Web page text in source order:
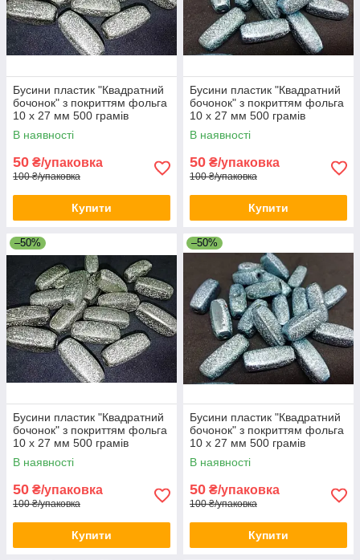
Бусини пластик "Квадратний
бочонок" з покриттям фольга
10 х 27 мм 500 грамів
В наявності
50 ₴/упаковка
100 ₴/упаковка
Купити
Бусини пластик "Квадратний
бочонок" з покриттям фольга
10 х 27 мм 500 грамів
В наявності
50 ₴/упаковка
100 ₴/упаковка
Купити
–50%
Бусини пластик "Квадратний
бочонок" з покриттям фольга
10 х 27 мм 500 грамів
В наявності
50 ₴/упаковка
100 ₴/упаковка
Купити
–50%
Бусини пластик "Квадратний
бочонок" з покриттям фольга
10 х 27 мм 500 грамів
В наявності
50 ₴/упаковка
100 ₴/упаковка
Купити